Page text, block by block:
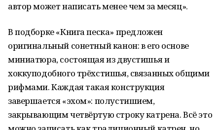
автор может написать менее чем за месяц».
В подборке «Книга песка» предложен
оригинальный сонетный канон: в его основе
миниатюра, состоящая из двустишья и
хоккуподобного трёхстишья, связанных общими
рифмами. Каждая такая конструкция
завершается «эхом»: полустишием,
закрывающим четвёртую строку катрена. Всё это